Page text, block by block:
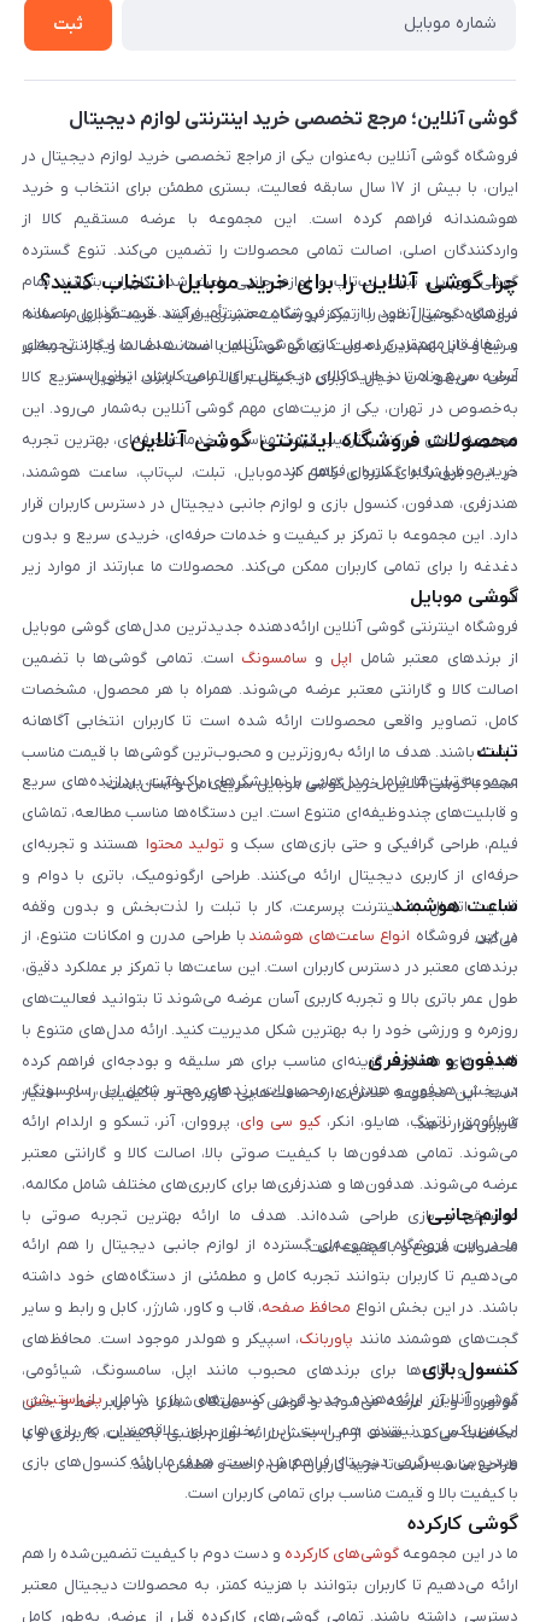
بلاگ
روش بازگردانی کالا
ثبت
گوشی آنلاین؛ مرجع تخصصی خرید اینترنتی لوازم دیجیتال
فروشگاه گوشی آنلاین به‌عنوان یکی از مراجع تخصصی خرید لوازم دیجیتال در
ایران، با بیش از ۱۷ سال سابقه فعالیت، بستری مطمئن برای انتخاب و خرید
هوشمندانه فراهم کرده است. این مجموعه با عرضه مستقیم کالا از
واردکنندگان اصلی، اصالت تمامی محصولات را تضمین می‌کند. تنوع گسترده
گوشی موبایل، تبلت، لپ‌تاپ و لوازم جانبی باعث شده کاربران بتوانند تمام
نیازهای دیجیتال خود را از یک فروشگاه معتبر تأمین کنند. قیمت‌گذاری منصفانه
و شفاف از مهم‌ترین اصول کاری گوشی آنلاین است. هدف ما ایجاد تجربه‌ای
آسان، سریع و امن در خرید کالای دیجیتال برای تمامی کاربران ایرانی است.
چرا گوشی آنلاین را برای خرید موبایل انتخاب کنید؟
فروشگاه گوشی آنلاین با تمرکز بر رضایت مشتری، فرآیند خرید موبایل را ساده،
سریع و قابل اعتماد کرده است. تمامی گوشی‌ها با ضمانت اصالت و گارانتی معتبر
عرضه می‌شوند تا خیال کاربران از کیفیت کالا راحت باشد. تحویل سریع کالا
به‌خصوص در تهران، یکی از مزیت‌های مهم گوشی آنلاین به‌شمار می‌رود. این
مجموعه تلاش می‌کند با ترکیب قیمت مناسب و خدمات حرفه‌ای، بهترین تجربه
خرید موبایل را برای کاربران فراهم کند.
محصولات فروشگاه اینترنتی گوشی آنلاین
در این فروشگاه گستره‌ای کامل از موبایل، تبلت، لپ‌تاپ، ساعت هوشمند،
هندزفری، هدفون، کنسول بازی و لوازم جانبی دیجیتال در دسترس کاربران قرار
دارد. این مجموعه با تمرکز بر کیفیت و خدمات حرفه‌ای، خریدی سریع و بدون
دغدغه را برای تمامی کاربران ممکن می‌کند. محصولات ما عبارتند از موارد زیر
است:
گوشی موبایل
فروشگاه اینترنتی گوشی آنلاین ارائه‌دهنده جدیدترین مدل‌های گوشی موبایل
از برندهای معتبر شامل اپل و سامسونگ است. تمامی گوشی‌ها با تضمین
اصالت کالا و گارانتی معتبر عرضه می‌شوند. همراه با هر محصول، مشخصات
کامل، تصاویر واقعی محصولات ارائه شده است تا کاربران انتخابی آگاهانه
داشته باشند. هدف ما ارائه به‌روزترین و محبوب‌ترین گوشی‌ها با قیمت مناسب
است. با گوشی آنلاین، خرید گوشی موبایل سریع، امن و آسان است.
تبلت
مجموعه تبلت‌ها شامل مدل‌هایی با نمایشگرهای باکیفیت، پردازنده‌های سریع
و قابلیت‌های چندوظیفه‌ای متنوع است. این دستگاه‌ها مناسب مطالعه، تماشای
فیلم، طراحی گرافیکی و حتی بازی‌های سبک و تولید محتوا هستند و تجربه‌ای
حرفه‌ای از کاربری دیجیتال ارائه می‌کنند. طراحی ارگونومیک، باتری با دوام و
قابلیت اتصال به اینترنت پرسرعت، کار با تبلت را لذت‌بخش و بدون وقفه
می‌کند.
ساعت هوشمند
در این فروشگاه انواع ساعت‌های هوشمند با طراحی مدرن و امکانات متنوع، از
برندهای معتبر در دسترس کاربران است. این ساعت‌ها با تمرکز بر عملکرد دقیق،
طول عمر باتری بالا و تجربه کاربری آسان عرضه می‌شوند تا بتوانید فعالیت‌های
روزمره و ورزشی خود را به بهترین شکل مدیریت کنید. ارائه مدل‌های متنوع با
قابلیت‌های متفاوت، گزینه‌ای مناسب برای هر سلیقه و بودجه‌ای فراهم کرده
است. این مجموعه تلاش دارد ساعت‌هایی کاربردی و باکیفیت را در اختیار
کاربران قرار دهد.
هدفون و هندزفری
در بخش هدفون و هندزفری، محصولات برندهای معتبر شامل اپل، سامسونگ،
شیائومی، ناتینگ، هایلو، انکر، کیو سی وای، پرووان، آنر، تسکو و ارلدام ارائه
می‌شوند. تمامی هدفون‌ها با کیفیت صوتی بالا، اصالت کالا و گارانتی معتبر
عرضه می‌شوند. هدفون‌ها و هندزفری‌ها برای کاربری‌های مختلف شامل مکالمه،
موسیقی و بازی طراحی شده‌اند. هدف ما ارائه بهترین تجربه صوتی با
محصولات متنوع و باکیفیت است.
لوازم جانبی
ما در این فروشگاه مجموعه‌ای گسترده از لوازم جانبی دیجیتال را هم ارائه
می‌دهیم تا کاربران بتوانند تجربه کامل و مطمئنی از دستگاه‌های خود داشته
باشند. در این بخش انواع محافظ صفحه، قاب و کاور، شارژر، کابل و رابط و سایر
گجت‌های هوشمند مانند پاوربانک، اسپیکر و هولدر موجود است. محافظ‌های
صفحه و قاب‌ها برای برندهای محبوب مانند اپل، سامسونگ، شیائومی،
موتورولا و آنر عرضه می‌شوند و گوشی و دستگاه شما را در برابر خط و خش
محافظت می‌کنند. هدف از این بخش ارائه لوازم جانبی باکیفیت، کاربردی و با
طراحی مناسب است تا خرید کاربران کامل، راحت و مطمئن باشد.
کنسول بازی
گوشی آنلاین ارائه‌دهنده جدیدترین کنسول‌های بازی شامل پلی‌استیشن،
ایکس‌باکس و نینتندو هم است. این بخش برای علاقه‌مندان به بازی‌های
ویدیویی و سرگرمی دیجیتال فراهم شده است. هدف ما ارائه کنسول‌های بازی
با کیفیت بالا و قیمت مناسب برای تمامی کاربران است.
گوشی کارکرده
ما در این مجموعه گوشی‌های کارکرده و دست دوم با کیفیت تضمین‌شده را هم
ارائه می‌دهیم تا کاربران بتوانند با هزینه کمتر، به محصولات دیجیتال معتبر
دسترسی داشته باشند. تمامی گوشی‌های کارکرده قبل از عرضه، به‌طور کامل